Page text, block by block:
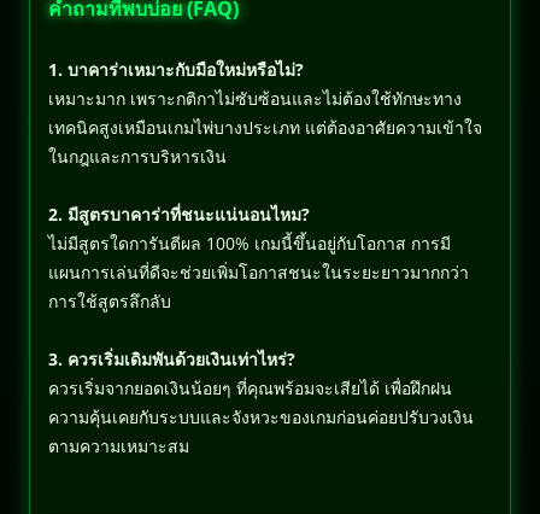
คำถามที่พบบ่อย (FAQ)
1. บาคาร่าเหมาะกับมือใหม่หรือไม่?
เหมาะมาก เพราะกติกาไม่ซับซ้อนและไม่ต้องใช้ทักษะทาง
เทคนิคสูงเหมือนเกมไพ่บางประเภท แต่ต้องอาศัยความเข้าใจ
ในกฎและการบริหารเงิน
2. มีสูตรบาคาร่าที่ชนะแน่นอนไหม?
ไม่มีสูตรใดการันตีผล 100% เกมนี้ขึ้นอยู่กับโอกาส การมี
แผนการเล่นที่ดีจะช่วยเพิ่มโอกาสชนะในระยะยาวมากกว่า
การใช้สูตรลึกลับ
3. ควรเริ่มเดิมพันด้วยเงินเท่าไหร่?
ควรเริ่มจากยอดเงินน้อยๆ ที่คุณพร้อมจะเสียได้ เพื่อฝึกฝน
ความคุ้นเคยกับระบบและจังหวะของเกมก่อนค่อยปรับวงเงิน
ตามความเหมาะสม